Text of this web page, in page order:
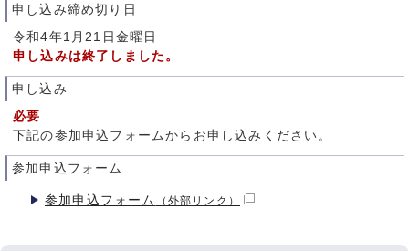
申し込み締め切り日
令和4年1月21日金曜日
申し込みは終了しました。
申し込み
必要
下記の参加申込フォームからお申し込みください。
参加申込フォーム
参加申込フォーム （外部リンク）